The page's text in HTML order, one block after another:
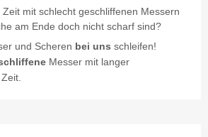
mit schlecht geschliffenen Messern
am Ende doch nicht scharf sind?
und Scheren bei uns schleifen!
Messer mit langer